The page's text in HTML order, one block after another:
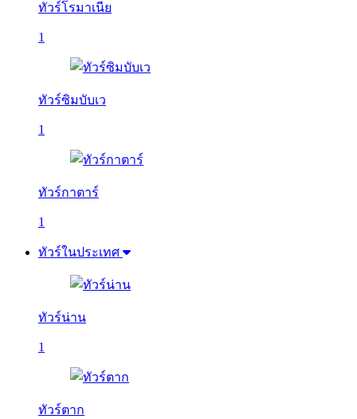
ทัวร์โรมาเนีย
1
ทัวร์ซิมบับเว
1
ทัวร์กาตาร์
1
ทัวร์ในประเทศ
ทัวร์น่าน
1
ทัวร์ตาก